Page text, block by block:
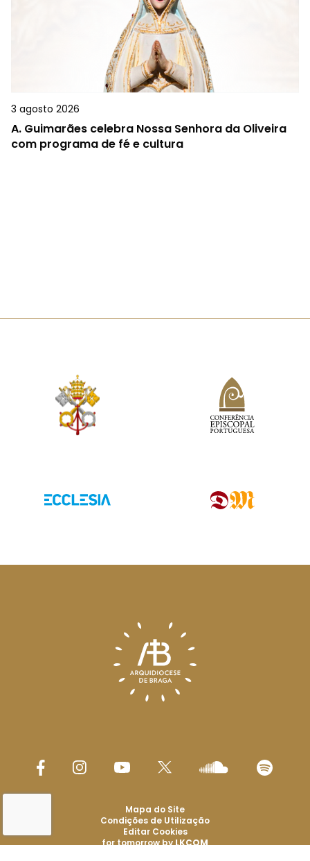
3 agosto 2026
A. Guimarães celebra Nossa Senhora da Oliveira
com programa de fé e cultura
Mapa do Site
Condições de Utilização
Editar Cookies
for tomorrow byLKCOM